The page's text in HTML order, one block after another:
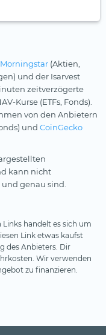
Morningstar (Aktien,
und der Isarvest
zeitverzögerte
Kurse (ETFs, Fonds).
von den Anbietern
und CoinGecko
kann nicht
genau sind.
handelt es sich um
Link etwas kaufst
des Anbieters. Dir
Wir verwenden
zu finanzieren.